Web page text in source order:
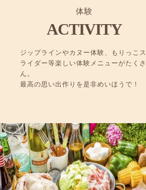
体験
ACTIVITY
ジップラインやカヌー体験、もりっこス
ライダー等楽しい体験メニューがたくさ
ん。
最高の思い出作りを是非めいほうで！